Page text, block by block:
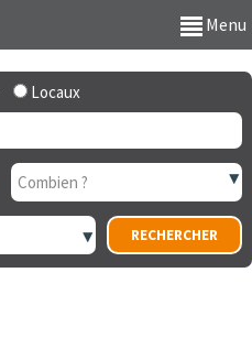
Menu
Locaux